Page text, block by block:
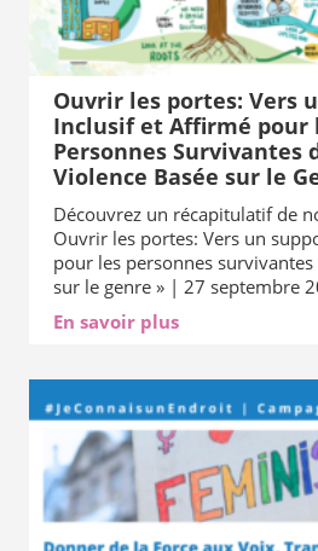
Ouvrir les portes: Vers
Inclusif et Affirmé pour
Personnes Survivantes
Violence Basée sur le
Découvrez un récapitulatif de
Ouvrir les portes: Vers un
pour les personnes
sur le genre » | 27 septembre
En savoir plus